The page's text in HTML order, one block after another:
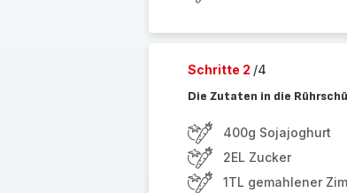
Schritte 2 /4
Die Zutaten in die
400g Sojajoghurt
2EL Zucker
1TL gemahlener